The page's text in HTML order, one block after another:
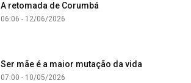
A retomada de Corumbá
06:06 - 12/06/2026
Ser mãe é a maior mutação da vida
07:00 - 10/05/2026